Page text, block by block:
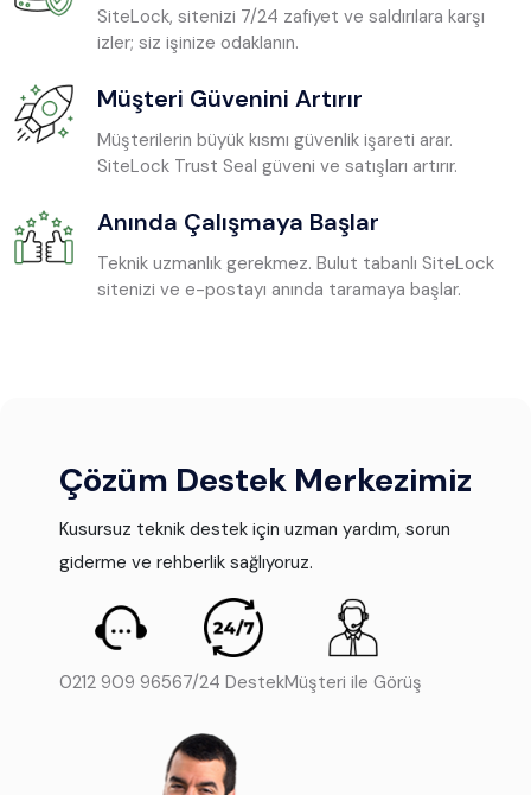
SiteLock, sitenizi 7/24 zafiyet ve saldırılara karşı
izler; siz işinize odaklanın.
Müşteri Güvenini Artırır
Müşterilerin büyük kısmı güvenlik işareti arar.
SiteLock Trust Seal güveni ve satışları artırır.
Anında Çalışmaya Başlar
Teknik uzmanlık gerekmez. Bulut tabanlı SiteLock
sitenizi ve e-postayı anında taramaya başlar.
Çözüm Destek Merkezimiz
Kusursuz teknik destek için uzman yardım, sorun
giderme ve rehberlik sağlıyoruz.
0212 909 96567/24 DestekMüşteri ile Görüş